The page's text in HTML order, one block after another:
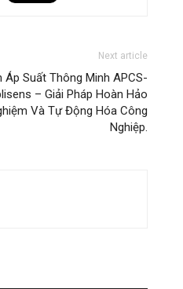
Next article
Áp Suất Thông Minh APCS-
– Giải Pháp Hoàn Hảo
Và Tự Động Hóa Công
Nghiệp.